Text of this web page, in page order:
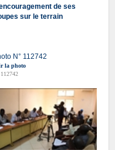
de ses
sur le terrain
N° 112742
la photo